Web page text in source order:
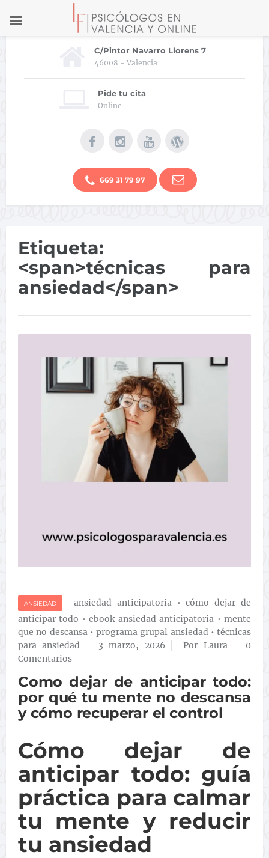
C/Pintor Navarro Llorens 7
46008 - Valencia
Pide tu cita
Online
669 31 79 97
Etiqueta:
<span>técnicas para
ansiedad</span>
ANSIEDAD ansiedad anticipatoria•cómo dejar de
anticipar todo •ebook ansiedad anticipatoria •mente
que no descansa• programa grupal ansiedad • técnicas
para ansiedad
3 marzo, 2026 Por Laura
0
Comentarios
Como dejar de anticipar todo:
por qué tu mente no descansa
y cómo recuperar el control
Cómo dejar de
anticipar todo: guía
práctica para calmar
tu mente y reducir
tu ansiedad